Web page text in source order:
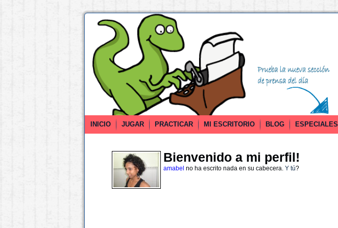
INICIO JUGAR PRACTICAR MI ESCRITORIO BLOG ESPECIALES
Bienvenido a mi perfil!
amabel no ha escrito nada en su cabecera. Y tú?